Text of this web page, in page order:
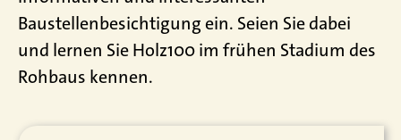
Baustellenbesichtigung ein. Seien Sie dabei
und lernen Sie Holz100 im frühen Stadium des
Rohbaus kennen.